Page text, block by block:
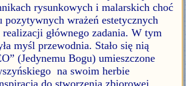
rysunkowych i malarskich choć
pozytywnych wrażeń estetycznych
realizacji głównego zadania. W tym
myśl przewodnia. Stało się nią
(Jedynemu Bogu) umieszczone
na swoim herbie
do stworzenia zbiorowej